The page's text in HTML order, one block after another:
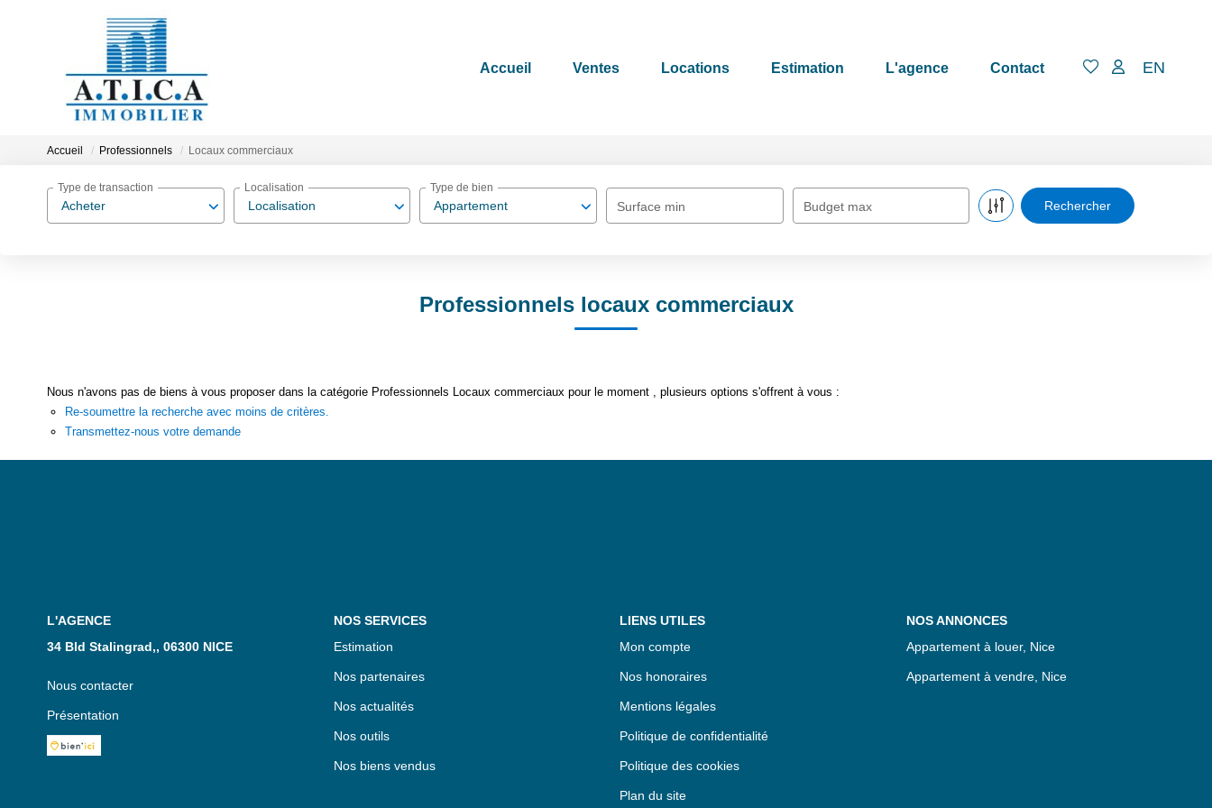
Accueil Ventes Locations Estimation L'agence Contact EN
Accueil Professionnels Locaux commerciaux
Acheter
Type de transaction
Localisation
Localisation
Appartement
Type de bien
Surface min Budget max
Professionnels locaux commerciaux
Nous n'avons pas de biens à vous proposer dans la catégorie Professionnels Locaux commerciaux pour le moment , plusieurs options s'offrent à vous :
Re-soumettre la recherche avec moins de critères.
Transmettez-nous votre demande
L'AGENCE
34 Bld Stalingrad,, 06300 NICE
Nous contacter
Présentation
NOS SERVICES
Estimation
Nos partenaires
Nos actualités
Nos outils
Nos biens vendus
LIENS UTILES
Mon compte
Nos honoraires
Mentions légales
Politique de confidentialité
Politique des cookies
Plan du site
NOS ANNONCES
Appartement à louer, Nice
Appartement à vendre, Nice